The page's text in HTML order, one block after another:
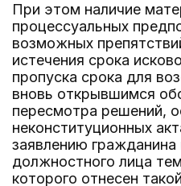
При этом наличие
процессуальных
возможных
истечения срока
пропуска срока для
вновь открывшимся
пересмотра решений,
неконституционных
заявлению гражданина
должностного лица
которого отнесен